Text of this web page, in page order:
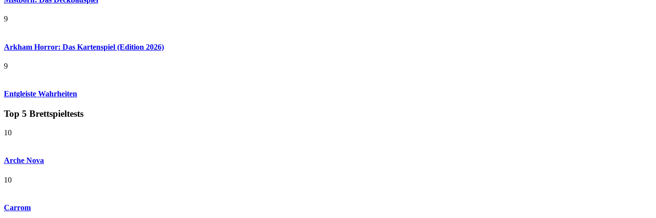
9
Arkham Horror: Das Kartenspiel (Edition 2026)
9
Entgleiste Wahrheiten
Top 5 Brettspieltests
10
Arche Nova
10
Carrom